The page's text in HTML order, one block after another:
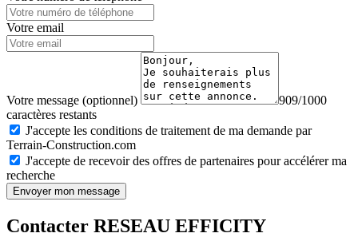
Votre email
Votre message (optionnel)
909/1000
caractères restants
J'accepte les conditions de traitement de ma demande par
Terrain-Construction.com
J'accepte de recevoir des offres de partenaires pour accélérer ma
recherche
Envoyer mon message
Contacter RESEAU EFFICITY